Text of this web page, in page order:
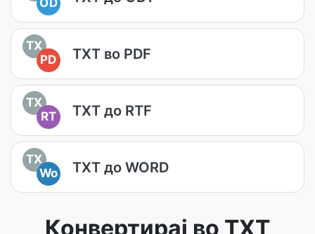
OD
TX
PD
TXT во PDF
TX
RT
TXT до RTF
TX
Wo
TXT до WORD
Конвертирај во TXT